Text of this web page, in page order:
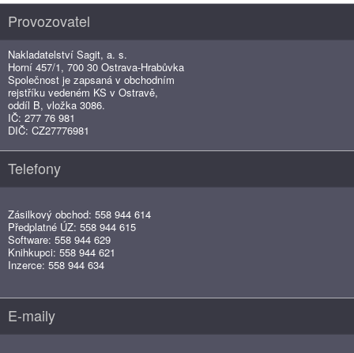
Provozovatel
Nakladatelství Sagit, a. s.
Horní 457/1, 700 30 Ostrava-Hrabůvka
Společnost je zapsaná v obchodním
rejstříku vedeném KS v Ostravě,
oddíl B, vložka 3086.
IČ: 277 76 981
DIČ: CZ27776981
Telefony
Zásilkový obchod: 558 944 614
Předplatné ÚZ: 558 944 615
Software: 558 944 629
Knihkupci: 558 944 621
Inzerce: 558 944 634
E-maily